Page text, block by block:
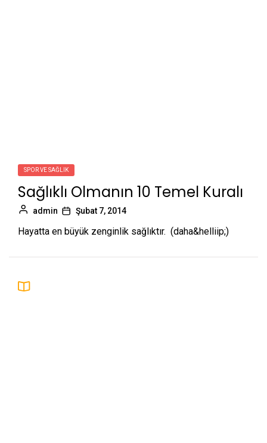
SPOR VE SAĞLIK
Sağlıklı Olmanın 10 Temel Kuralı
admin Şubat 7, 2014
Hayatta en büyük zenginlik sağlıktır. (daha&helliip;)